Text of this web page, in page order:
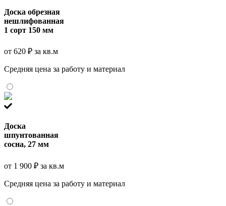
Доска обрезная
нешлифованная
1 сорт 150 мм
от 620 ₽ за кв.м
Средняя цена за работу и материал
Доска
шпунтованная
сосна, 27 мм
от 1 900 ₽ за кв.м
Средняя цена за работу и материал